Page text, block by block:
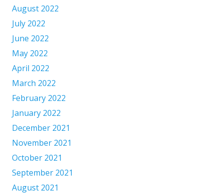
August 2022
July 2022
June 2022
May 2022
April 2022
March 2022
February 2022
January 2022
December 2021
November 2021
October 2021
September 2021
August 2021